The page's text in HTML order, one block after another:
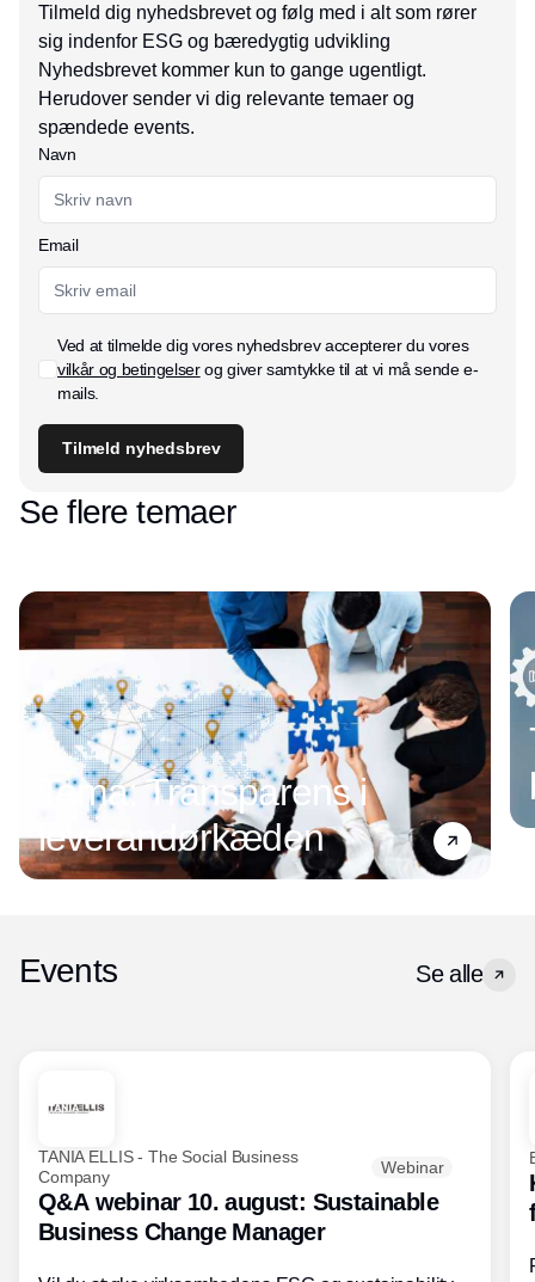
Tilmeld dig nyhedsbrevet og følg med i alt som rører
sig indenfor ESG og bæredygtig udvikling
Nyhedsbrevet kommer kun to gange ugentligt.
Herudover sender vi dig relevante temaer og
spændede events.
Navn
Email
Ved at tilmelde dig vores nyhedsbrev accepterer du vores
vilkår og betingelserog giver samtykke til at vi må sende e-
mails.
Tilmeld nyhedsbrev
Se flere temaer
Tema: Transparens i
leverandørkæden
Events Se alle
TANIA ELLIS - The Social Business
Company
Webinar
Q&A webinar 10. august: Sustainable
Business Change Manager